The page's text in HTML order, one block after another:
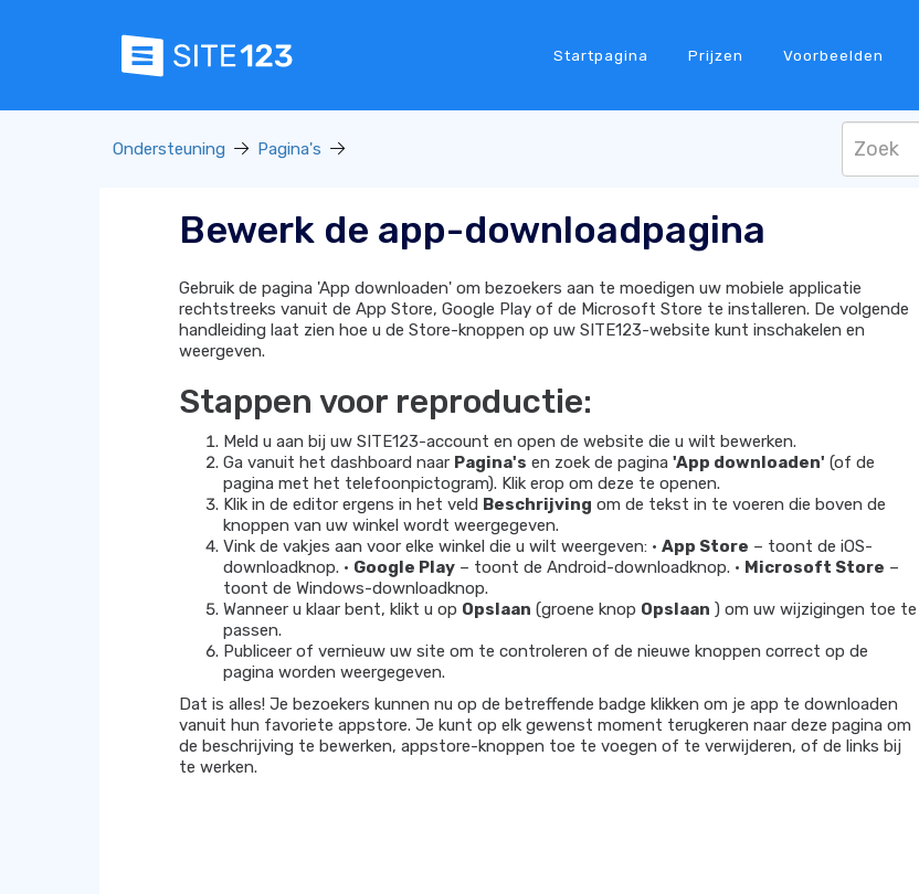
Startpagina Prijzen Voorbeelden
Ondersteuning Pagina's
Bewerk de app-downloadpagina
Gebruik de pagina 'App downloaden' om bezoekers aan te moedigen uw mobiele applicatie
rechtstreeks vanuit de App Store, Google Play of de Microsoft Store te installeren. De volgende
handleiding laat zien hoe u de Store-knoppen op uw SITE123-website kunt inschakelen en
weergeven.
Stappen voor reproductie:
Meld u aan bij uw SITE123-account en open de website die u wilt bewerken.
Ga vanuit het dashboard naar Pagina's en zoek de pagina 'App downloaden' (of de
pagina met het telefoonpictogram). Klik erop om deze te openen.
Klik in de editor ergens in het veld Beschrijving om de tekst in te voeren die boven de
knoppen van uw winkel wordt weergegeven.
Vink de vakjes aan voor elke winkel die u wilt weergeven: • App Store – toont de iOS-
downloadknop. • Google Play – toont de Android-downloadknop. • Microsoft Store –
toont de Windows-downloadknop.
Wanneer u klaar bent, klikt u op Opslaan (groene knop Opslaan ) om uw wijzigingen toe te
passen.
Publiceer of vernieuw uw site om te controleren of de nieuwe knoppen correct op de
pagina worden weergegeven.
Dat is alles! Je bezoekers kunnen nu op de betreffende badge klikken om je app te downloaden
vanuit hun favoriete appstore. Je kunt op elk gewenst moment terugkeren naar deze pagina om
de beschrijving te bewerken, appstore-knoppen toe te voegen of te verwijderen, of de links bij
te werken.